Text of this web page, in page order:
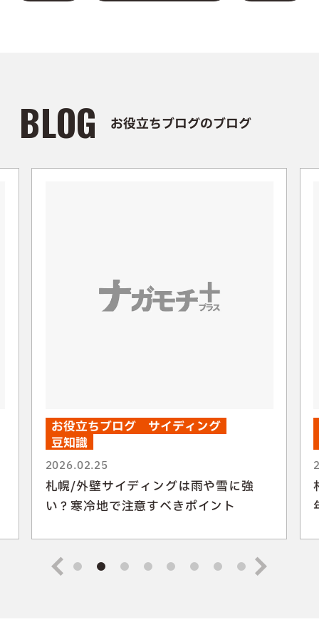
BLOG お役立ちブログのブログ
お役立ちブログ
サイディング
豆知識
2026.02.25
札幌/外壁サイディングは雨や雪に強
い？寒冷地で注意すべきポイント